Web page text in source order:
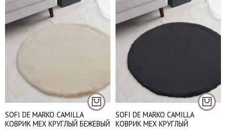
SOFI DE MARKO CAMILLA
КОВРИК МЕХ КРУГЛЫЙ БЕЖЕВЫЙ
150*150 см
SOFI DE MARKO CAMILLA
КОВРИК МЕХ КРУГЛЫЙ
150*150 см